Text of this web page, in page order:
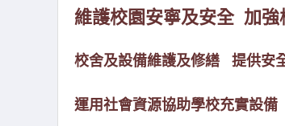
維護校園安寧及安全 加
校舍及設備維護及修繕 提供安
運用社會資源協助學校充實設備